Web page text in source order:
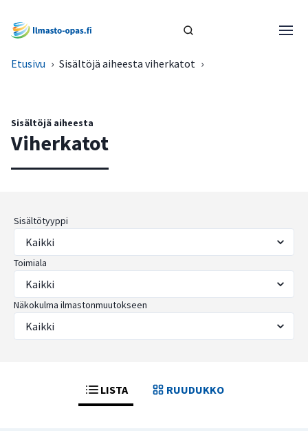
Etusivu › Sisältöjä aiheesta viherkatot ›
Sisältöjä aiheesta
Viherkatot
Sisältötyyppi
Toimiala
Näkokulma ilmastonmuutokseen
LISTA RUUDUKKO